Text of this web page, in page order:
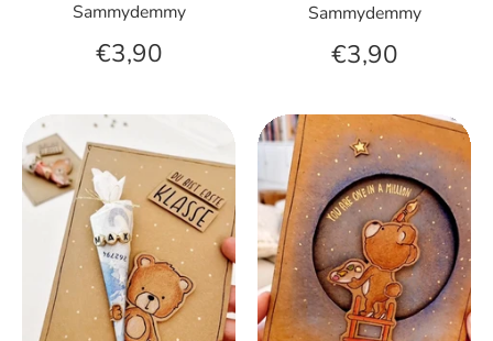
Sammydemmy
€3,90
Sammydemmy
€3,90